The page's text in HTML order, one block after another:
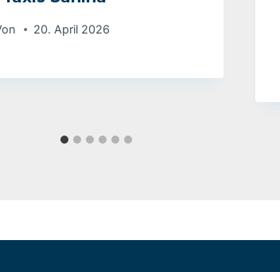
20. April 2026